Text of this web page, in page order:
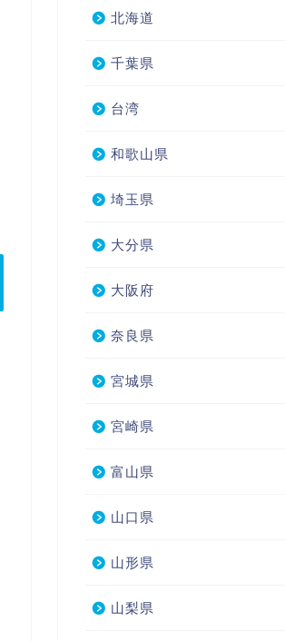
北海道
千葉県
台湾
和歌山県
埼玉県
大分県
大阪府
奈良県
宮城県
宮崎県
富山県
山口県
山形県
山梨県